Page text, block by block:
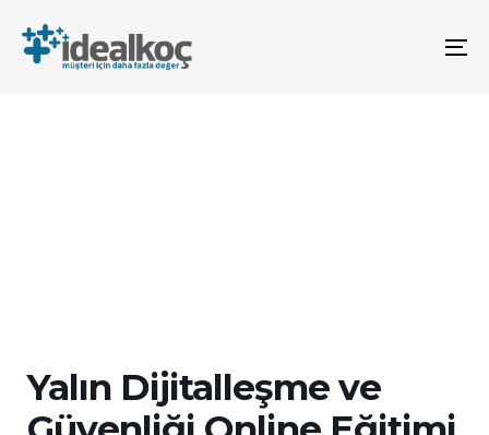
atla
gezinme
bölümüne
Yalın Dijitalleşme ve